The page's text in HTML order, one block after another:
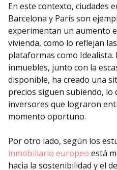
En este contexto, ciudades
Barcelona y París son
experimentan un aumento
vivienda, como lo reflejan
plataformas como Idealista.
inmuebles, junto con la
disponible, ha creado una
precios siguen subiendo, lo
inversores que lograron
momento oportuno.
Por otro lado, según los
inmobiliario europeo está
hacia la sostenibilidad y el